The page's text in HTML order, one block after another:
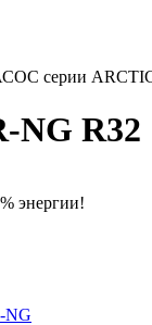
серии ARCTIC
R32
энергии!